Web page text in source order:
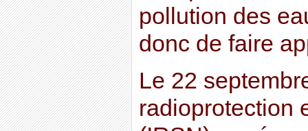
pollution des
donc de faire
Le 22
radioprotection